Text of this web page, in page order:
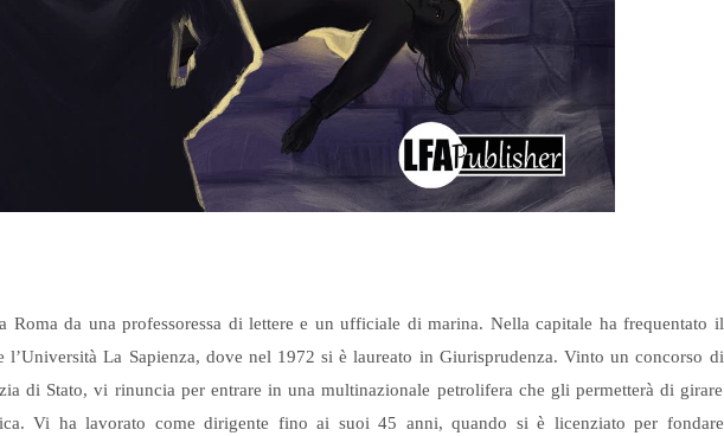
Roma da una professoressa di lettere e un ufficiale di marina. Nella capitale ha frequentato il
l’Università La Sapienza, dove nel 1972 si è laureato in Giurisprudenza. Vinto un concorso di
di Stato, vi rinuncia per entrare in una multinazionale petrolifera che gli permetterà di girare
Vi ha lavorato come dirigente fino ai suoi 45 anni, quando si è licenziato per fondare